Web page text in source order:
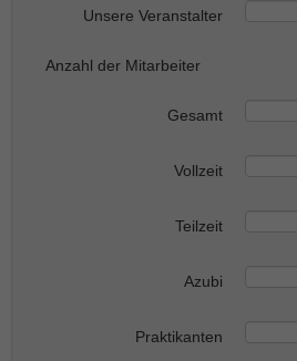
Unsere Veranstalter
Anzahl der Mitarbeiter
Gesamt
Vollzeit
Teilzeit
Azubi
Praktikanten